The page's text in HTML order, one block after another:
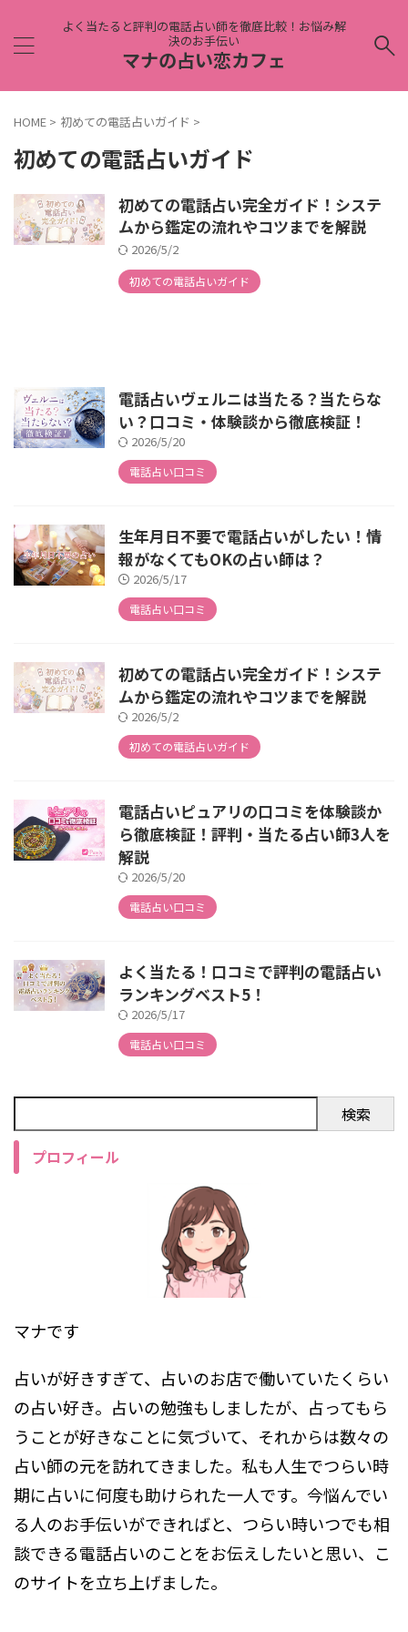
よく当たると評判の電話占い師を徹底比較！お悩み解
決のお手伝い
マナの占い恋カフェ
HOME > 初めての電話占いガイド >
初めての電話占いガイド
初めての電話占い完全ガイド！システ
ムから鑑定の流れやコツまでを解説
2026/5/2
初めての電話占いガイド
電話占いヴェルニは当たる？当たらな
い？口コミ・体験談から徹底検証！
2026/5/20
電話占い口コミ
生年月日不要で電話占いがしたい！情
報がなくてもOKの占い師は？
2026/5/17
電話占い口コミ
初めての電話占い完全ガイド！システ
ムから鑑定の流れやコツまでを解説
2026/5/2
初めての電話占いガイド
電話占いピュアリの口コミを体験談か
ら徹底検証！評判・当たる占い師3人を
解説
2026/5/20
電話占い口コミ
よく当たる！口コミで評判の電話占い
ランキングベスト5！
2026/5/17
電話占い口コミ
検索
プロフィール
マナです
占いが好きすぎて、占いのお店で働いていたくらい
の占い好き。占いの勉強もしましたが、占ってもら
うことが好きなことに気づいて、それからは数々の
占い師の元を訪れてきました。私も人生でつらい時
期に占いに何度も助けられた一人です。今悩んでい
る人のお手伝いができればと、つらい時いつでも相
談できる電話占いのことをお伝えしたいと思い、こ
のサイトを立ち上げました。